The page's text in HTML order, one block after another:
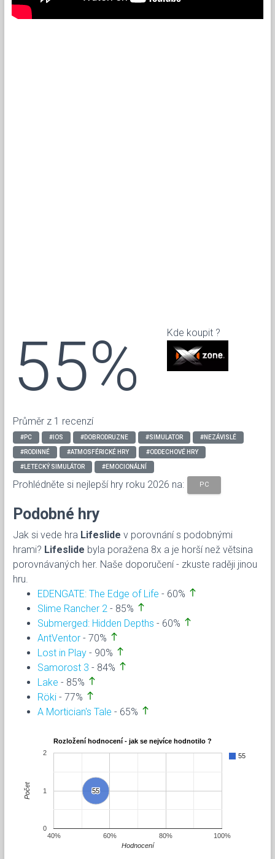
55%
Průměr z 1 recenzí
Kde koupit ?
#PC #IOS #DOBRODRUZNE #SIMULATOR #NEZÁVISLÉ
#RODINNÉ #ATMOSFÉRICKÉ HRY #ODDECHOVÉ HRY
#LETECKÝ SIMULÁTOR #EMOCIONÁLNÍ
Prohlédněte si nejlepší hry roku 2026 na: PC
Podobné hry
Jak si vede hra Lifeslide v porovnání s podobnými
hrami? Lifeslide byla poražena 8x a je horší než větsina
porovnávaných her. Naše doporučení - zkuste raději jinou
hru.
EDENGATE: The Edge of Life - 60% north
Slime Rancher 2 - 85% north
Submerged: Hidden Depths - 60% north
AntVentor - 70% north
Lost in Play - 90% north
Samorost 3 - 84% north
Lake - 85% north
Röki - 77% north
A Mortician's Tale - 65% north
Rozložení hodnocení - jak se nejvíce hodnotilo ?
55
55
55
40% 60% 80% 100%
0
1
2
Hodnocení
Počet